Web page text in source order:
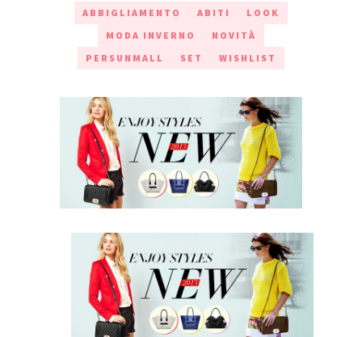
ABBIGLIAMENTO ABITI
LOOK
MODA INVERNO
NOVITÀ
PERSUNMALL
SET WISHLIST